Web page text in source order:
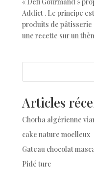
Addict . Le principe
produits de pâtisserie
une recette sur un
Articles
Chorba algérienne
cake nature moelleux
Gateau chocolat
Pidé turc